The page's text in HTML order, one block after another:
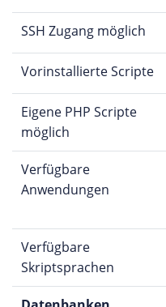
SSH Zugang möglich
Vorinstallierte Scripte
Eigene PHP Scripte
möglich
Verfügbare
Anwendungen
Verfügbare
Skriptsprachen